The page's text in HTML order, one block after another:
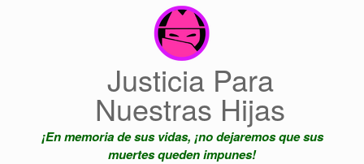
Justicia Para
Nuestras Hijas
¡En memoria de sus vidas, ¡no dejaremos que sus
muertes queden impunes!